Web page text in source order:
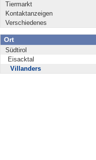
Tiermarkt
Kontaktanzeigen
Verschiedenes
Ort
Südtirol
Eisacktal
Villanders